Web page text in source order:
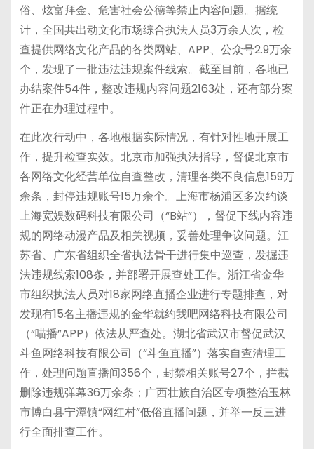
俗、炫富拜金、危害社会公德等禁止内容问题。据统
计，全国共出动文化市场综合执法人员3万余人次，检
查提供网络文化产品的各类网站、APP、公众号2.9万余
个，发现了一批违法违规案件线索。截至目前，各地已
办结案件54件，整改违规内容问题2163处，还有部分案
件正在办理过程中。
在此次行动中，各地根据实际情况，有针对性地开展工
作，提升检查实效。北京市加强执法指导，督促北京市
各网络文化经营单位自查整改，清理各类不良信息159万
余条，封停违规账号15万余个。上海市杨浦区多次约谈
上海宽娱数码科技有限公司（“B站”），督促下线内容违
规的网络动漫产品及相关视频，妥善处理争议问题。江
苏省、广东省组织全省执法骨干进行集中巡查，发掘违
法违规线索108条，并部署开展查处工作。浙江省金华
市组织执法人员对18家网络直播企业进行专题排查，对
发现有15名主播违规的金华就约我吧网络科技有限公司
（“喵播”APP）依法从严查处。湖北省武汉市督促武汉
斗鱼网络科技有限公司（“斗鱼直播”）落实自查清理工
作，处理问题直播间356个，封禁相关账号27个，拦截
删除违规弹幕36万余条；广西壮族自治区专项整治玉林
市博白县宁潭镇“网红村”低俗直播问题，并举一反三进
行全面排查工作。